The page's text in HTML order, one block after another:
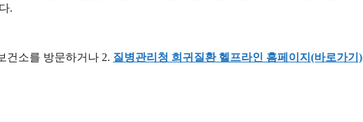
.
건소를 방문하거나 2. 질병관리청 희귀질환 헬프라인 홈페이지(바로가기)